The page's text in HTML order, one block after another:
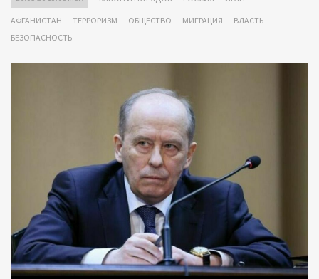
АФГАНИСТАН ТЕРРОРИЗМ ОБЩЕСТВО МИГРАЦИЯ
ВЛАСТЬ
БЕЗОПАСНОСТЬ